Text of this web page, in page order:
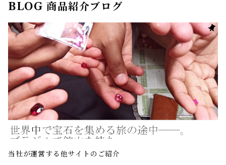
BLOG 商品紹介ブログ
当社が運営する他サイトのご紹介